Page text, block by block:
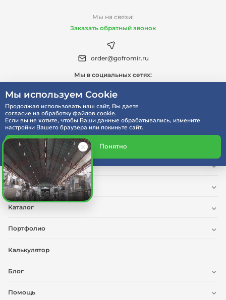
Мы на связи:
Заказать обратный звонок
order@gofromir.ru
Мы в социальных сетях:
Реквизиты компании
О нас
Услуги
Каталог
Портфолио
Калькулятор
Блог
Помощь
Мы используем Cookie
Продолжая использовать наш сайт, Вы даете
согласие на обработку файлов cookie.
Если вы не хотите, чтобы Ваши данные обрабатывались, измените
настройки Вашего браузера или покиньте сайт.
Понятно